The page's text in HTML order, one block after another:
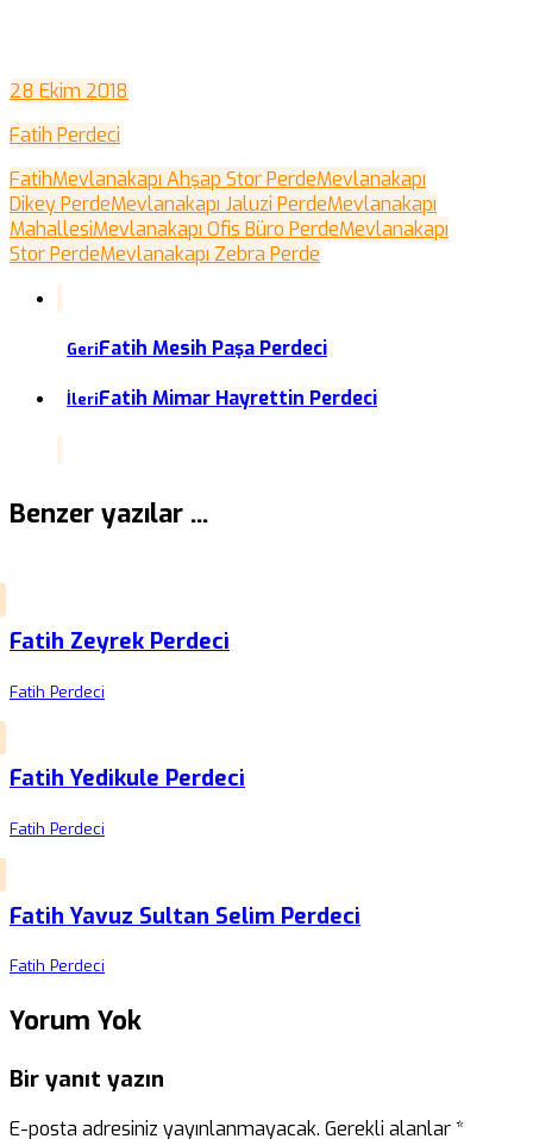
28 Ekim 2018
Fatih Perdeci
FatihMevlanakapı Ahşap Stor PerdeMevlanakapı
Dikey PerdeMevlanakapı Jaluzi PerdeMevlanakapı
MahallesiMevlanakapı Ofis Büro PerdeMevlanakapı
Stor PerdeMevlanakapı Zebra Perde
GeriFatih Mesih Paşa Perdeci
İleriFatih Mimar Hayrettin Perdeci
Benzer yazılar ...
Fatih Zeyrek Perdeci
Fatih Perdeci
Fatih Yedikule Perdeci
Fatih Perdeci
Fatih Yavuz Sultan Selim Perdeci
Fatih Perdeci
Yorum Yok
Bir yanıt yazın
E-posta adresiniz yayınlanmayacak. Gerekli alanlar*